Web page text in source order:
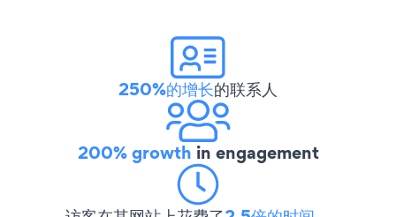
250%的增长的联系人
200% growth in engagement